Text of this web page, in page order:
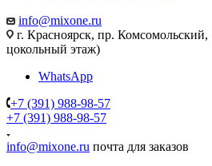
info@mixone.ru
г. Красноярск, пр.
цокольный этаж)
WhatsApp
+7 (391) 988-98-57
+7 (391) 988-98-57
info@mixone.ru почта для заказов